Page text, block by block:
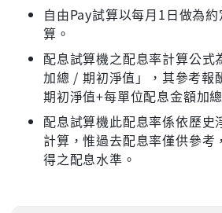
自由Pay試算以每月1日做為
算。
配息試算機之配息率計算公式
加總 / 期初淨值」，其參考報
期初淨值+每單位配息金額加
配息試算機此配息率係依歷史
計算，惟過去配息率僅供參考
得之配息水準。